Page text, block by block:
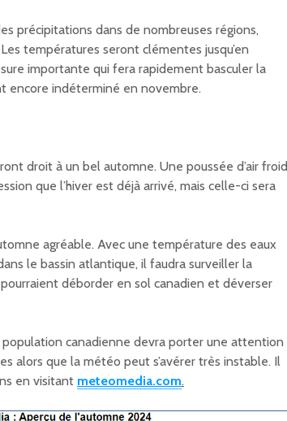
précipitations dans de nombreuses régions,
températures seront clémentes jusqu’en
importante qui fera rapidement basculer la
encore indéterminé en novembre.
droit à un bel automne. Une poussée d’air froid
que l’hiver est déjà arrivé, mais celle-ci sera
agréable. Avec une température des eaux
le bassin atlantique, il faudra surveiller la
déborder en sol canadien et déverser
population canadienne devra porter une attention
alors que la météo peut s’avérer très instable. Il
en visitant meteomedia.com.